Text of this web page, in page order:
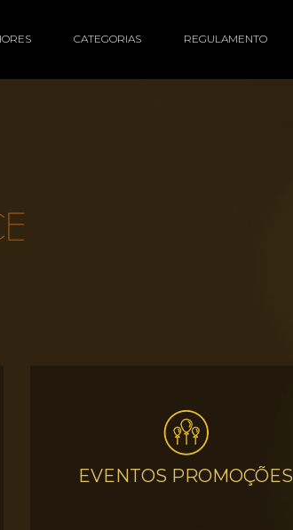
CATEGORIAS REGULAMENTO
EVENTOS PROMOÇÕES